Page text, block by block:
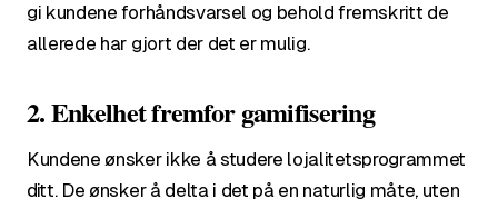
gi kundene forhåndsvarsel og behold fremskritt de
allerede har gjort der det er mulig.
2. Enkelhet fremfor gamifisering
Kundene ønsker ikke å studere lojalitetsprogrammet
ditt. De ønsker å delta i det på en naturlig måte, uten